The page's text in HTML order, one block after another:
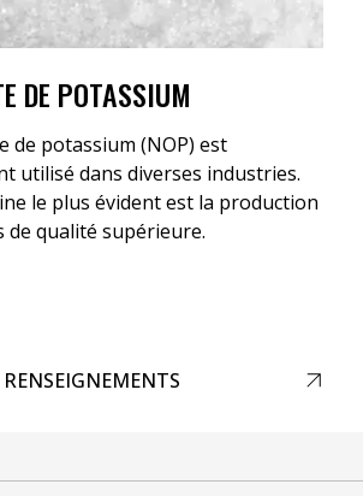
DE POTASSIUM
de potassium (NOP) est
utilisé dans diverses industries.
le plus évident est la production
de qualité supérieure.
RENSEIGNEMENTS